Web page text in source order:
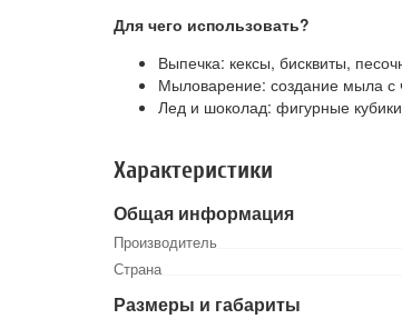
Для чего использовать?
Выпечка: кексы, бисквиты,
Мыловарение: создание мыла с
Лед и шоколад: фигурные
Характеристики
Общая информация
Производитель
Страна
Размеры и габариты